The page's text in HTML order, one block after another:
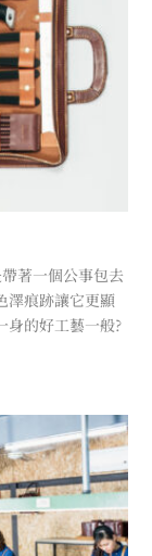
著一個公事包去
澤痕跡讓它更顯
身的好工藝一般?